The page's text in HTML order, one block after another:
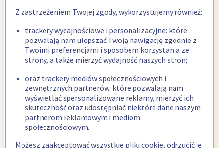
Z zastrzeżeniem Twojej zgody, wykorzystujemy również:
trackery wydajnościowe i personalizacyjne: które
pozwalają nam ulepszać Twoją nawigację zgodnie z
Twoimi preferencjami i sposobem korzystania ze
strony, a także mierzyć wydajność naszych stron;
oraz trackery mediów społecznościowych i
zewnętrznych partnerów: które pozwalają nam
wyświetlać spersonalizowane reklamy, mierzyć ich
skuteczność oraz udostępniać niektóre dane naszym
partnerom reklamowym i mediom
społecznościowym.
Możesz zaakceptować wszystkie pliki cookie, odrzucić je